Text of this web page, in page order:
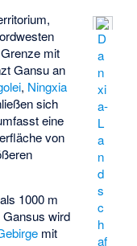
D
a
n
xi
a-
L
a
n
d
s
c
h
af
mit
Gansu an
, Ningxia
sich
eine
von
1000 m
wird
mit